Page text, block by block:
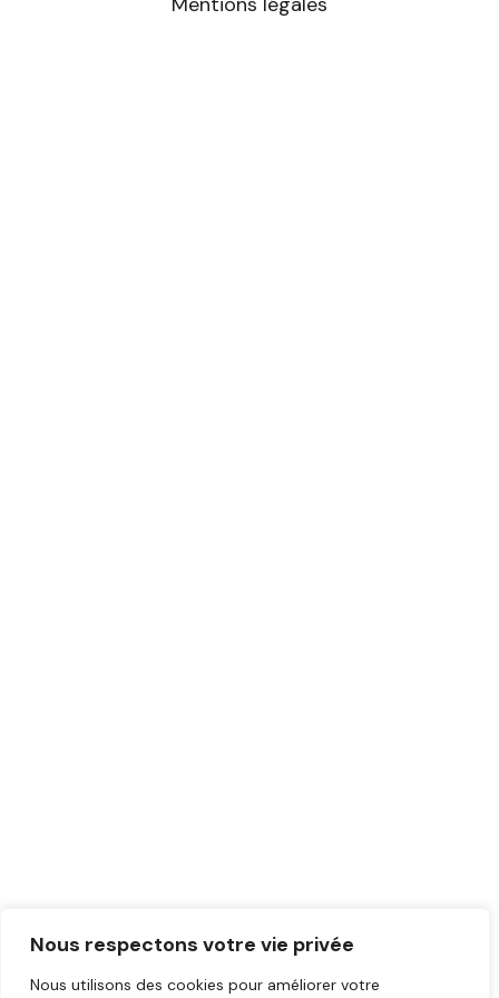
Nous respectons votre vie privée
Nous utilisons des cookies pour améliorer votre